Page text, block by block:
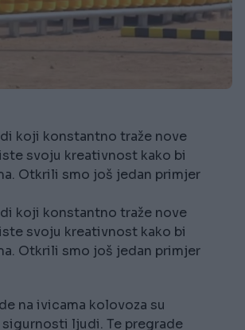
koji konstantno traže nove
svoju kreativnost kako bi
Otkrili smo još jedan primjer
koji konstantno traže nove
svoju kreativnost kako bi
Otkrili smo još jedan primjer
na ivicama kolovoza su
ljudi. Te pregrade